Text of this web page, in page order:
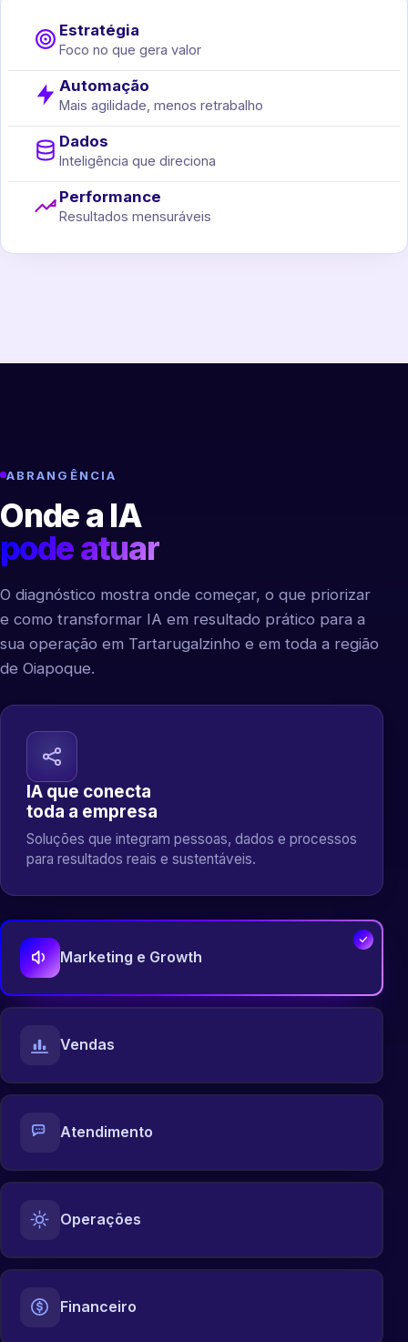
Estratégia
Foco no que gera valor
Automação
Mais agilidade, menos retrabalho
Dados
Inteligência que direciona
Performance
Resultados mensuráveis
ABRANGÊNCIA
Onde a IA
pode atuar
O diagnóstico mostra onde começar, o que priorizar
e como transformar IA em resultado prático para a
sua operação em Tartarugalzinho e em toda a região
de Oiapoque.
IA que conecta
toda a empresa
Soluções que integram pessoas, dados e processos
para resultados reais e sustentáveis.
Marketing e Growth
Vendas
Atendimento
Operações
Financeiro